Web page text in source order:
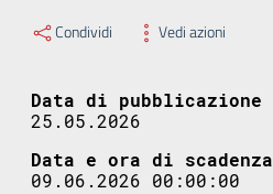
Condividi Vedi azioni
Data di pubblicazione
25.05.2026
Data e ora di scadenza
09.06.2026 00:00:00